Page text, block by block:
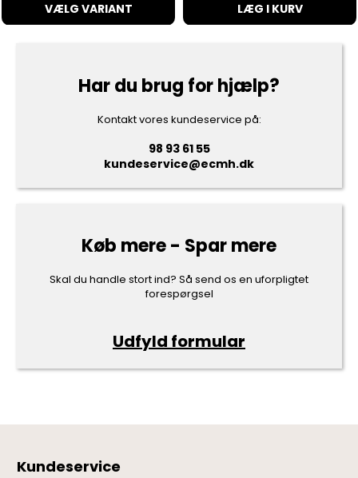
VÆLG VARIANT LÆG I KURV
Har du brug for hjælp?
Kontakt vores kundeservice på:
98 93 61 55
kundeservice@ecmh.dk
Køb mere - Spar mere
Skal du handle stort ind? Så send os en uforpligtet
forespørgsel
Udfyld formular
Kundeservice